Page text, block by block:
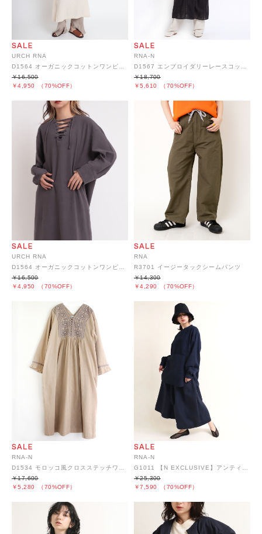
URCH RNA
D1564 オーガニックコットンワンピース
￥4,950 （70%OFF）
￥16,500
RNA-N
D1567 エンブロイダリーレースコットンワンピース
￥5,610 （70%OFF）
￥18,700
URCH RNA
￥4,950 （70%OFF）
￥16,500
RNA
R3701 イージータックシームパンツ
￥4,290 （70%OFF）
￥14,300
RNA-N
￥5,280 （70%OFF）
￥17,600
RNA-N
￥7,590 （70%OFF）
￥25,300